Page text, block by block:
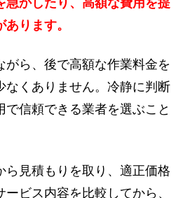
急かしたり、高額な費用を提
ります。
がら、後で高額な作業料金を
なくありません。冷静に判断
で信頼できる業者を選ぶこと
ら見積もりを取り、適正価格
ビス内容を比較してから、